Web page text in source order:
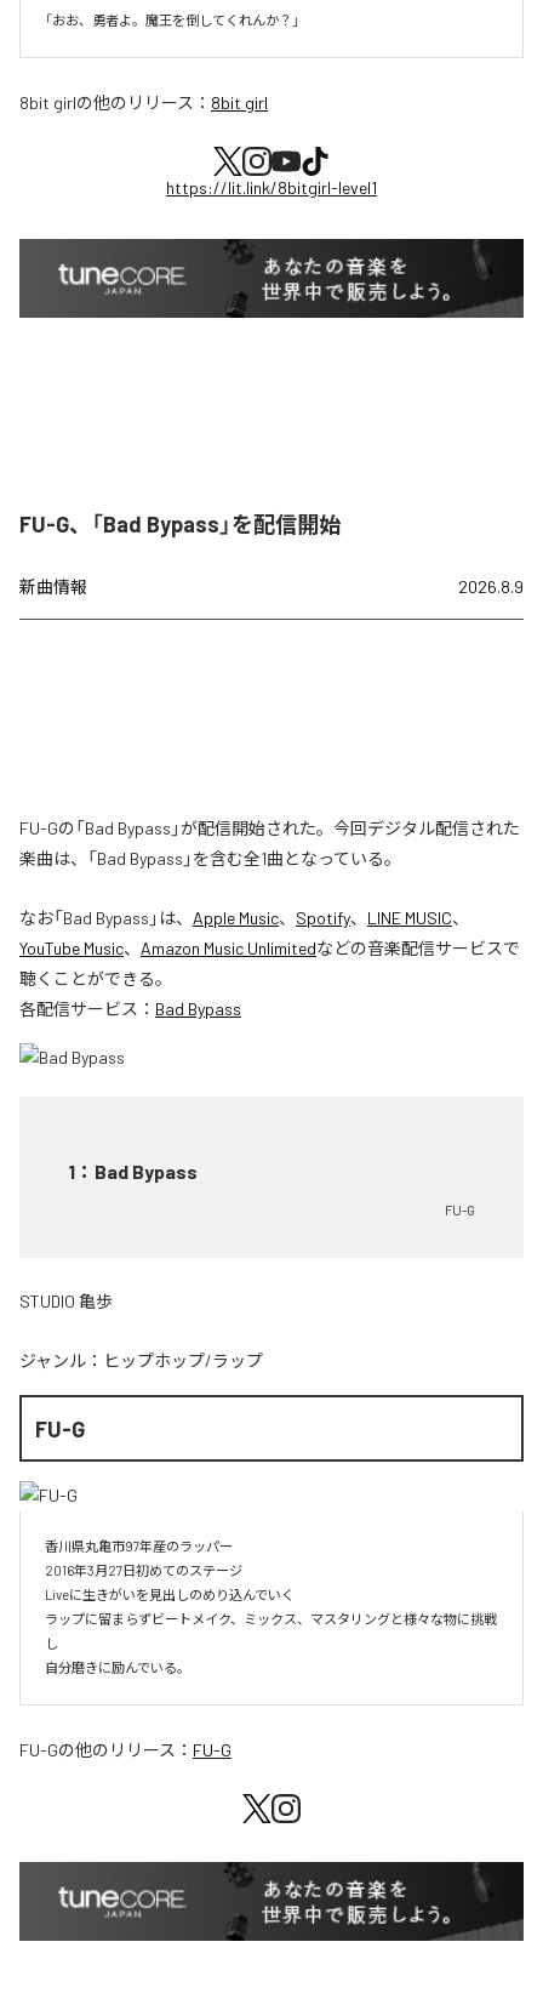
8bit girlの他のリリース： 8bit girl
https://lit.link/8bitgirl-level1
FU-G、「Bad Bypass」を配信開始
新曲情報 2026.8.9
FU-Gの「Bad Bypass」が配信開始された。今回デジタル配信された
楽曲は、「Bad Bypass」を含む全1曲となっている。
なお「Bad Bypass 」は、 Apple Music、 Spotify、 LINE MUSIC、
YouTube Music、 Amazon Music Unlimitedなどの音楽配信サービスで
聴くことができる。
各配信サービス： Bad Bypass
1 ： Bad Bypass
FU-G
STUDIO 亀歩
ジャンル： ヒップホップ/ラップ
FU-G
香川県丸亀市97年産のラッパー
2016年3月27日初めてのステージ
Liveに生きがいを見出しのめり込んでいく
ラップに留まらずビートメイク、ミックス、マスタリングと様々な物に挑戦
し
自分磨きに励んでいる。
FU-Gの他のリリース： FU-G